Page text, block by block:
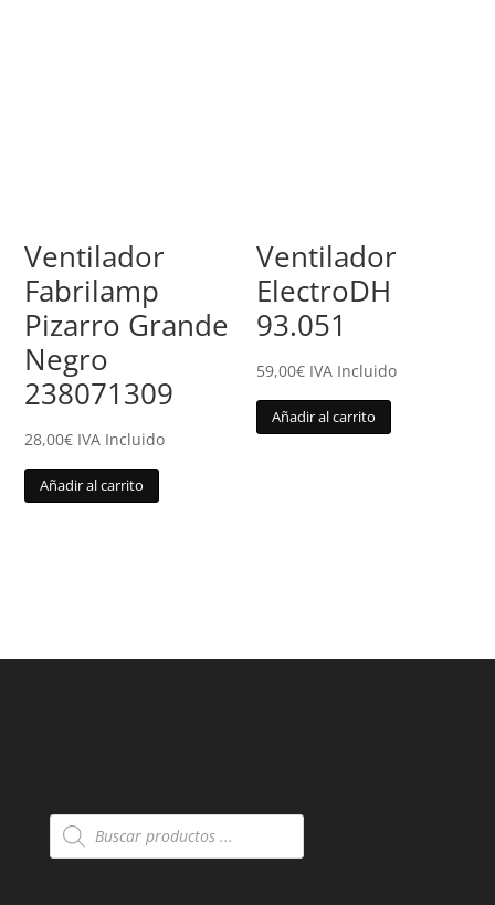
Ventilador
Fabrilamp
Pizarro Grande
Negro
238071309
28,00€ IVA Incluido
Añadir al carrito
Ventilador
ElectroDH
93.051
59,00€ IVA Incluido
Añadir al carrito
Búsqueda
de